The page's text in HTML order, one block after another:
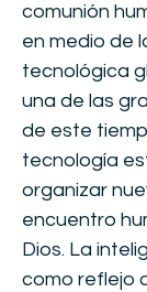
comunión
en medio de
tecnológica
una de las
de este
tecnología
organizar
encuentro
Dios. La
como reflejo